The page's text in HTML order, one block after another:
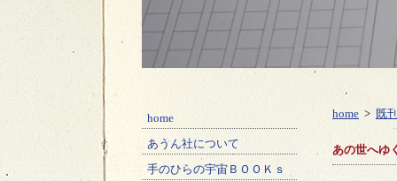
home
あうん社について
手のひらの宇宙ＢＯＯＫｓ
home > 既
あの世へ